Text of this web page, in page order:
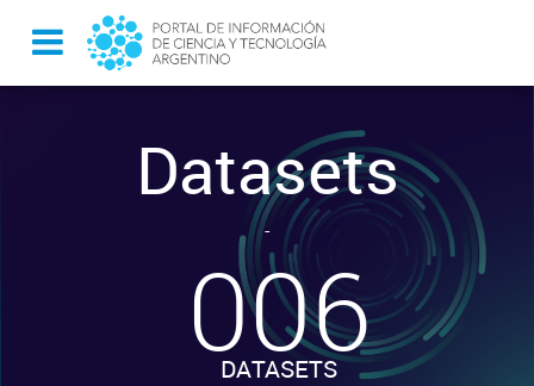
Datasets
-
006
DATASETS